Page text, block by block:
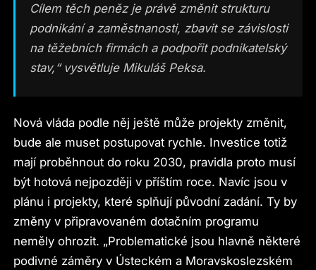
Cílem těch peněz je právě změnit strukturu
podnikání a zaměstnanosti, zbavit se závislosti
na těžebních firmách a podpořit podnikatelský
stav,“ vysvětluje Mikuláš Peksa.
Nová vláda podle něj ještě může projekty změnit,
bude ale muset postupovat rychle. Investice totiž
mají proběhnout do roku 2030, pravidla proto musí
být hotová nejpozději v příštím roce. Navíc jsou v
plánu i projekty, které splňují původní zadání. Ty by
změny v připravovaném dotačním programu
neměly ohrozit. „Problematické jsou hlavně některé
podivné záměry v Ústeckém a Moravskoslezském